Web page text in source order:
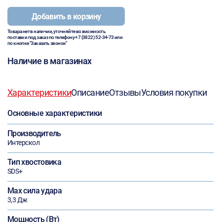
Добавить в корзину
Товара нет в наличии, уточняйте возможность
поставки под заказ по телефону+7 (3822) 52-34-73или
по кнопке "Заказать звонок"
Наличие в магазинах
ХарактеристикиОписаниеОтзывыУсловия покупки
Основные характеристики
Производитель
Интерскол
Тип хвостовика
SDS+
Max сила удара
3,3 Дж
Мощность (Вт)